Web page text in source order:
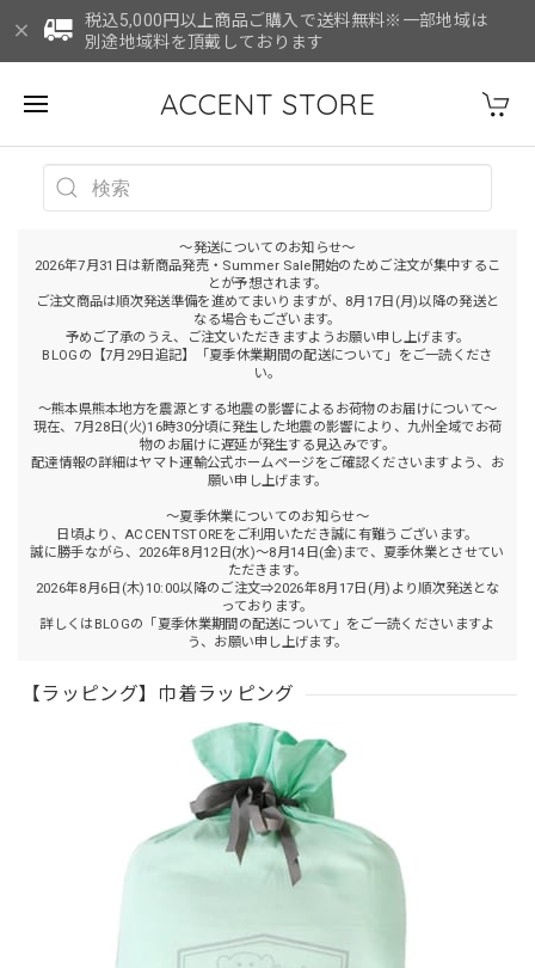
税込5,000円以上商品ご購入で送料無料※一部地域は
別途地域料を頂戴しております
ACCENT STORE
～発送についてのお知らせ～
2026年7月31日は新商品発売・Summer Sale開始のためご注文が集中するこ
とが予想されます。
ご注文商品は順次発送準備を進めてまいりますが、8月17日(月)以降の発送と
なる場合もございます。
予めご了承のうえ、ご注文いただきますようお願い申し上げます。
BLOGの【7月29日追記】「夏季休業期間の配送について」をご一読くださ
い。
～熊本県熊本地方を震源とする地震の影響によるお荷物のお届けについて～
現在、7月28日(火)16時30分頃に発生した地震の影響により、九州全域でお荷
物のお届けに遅延が発生する見込みです。
配達情報の詳細はヤマト運輸公式ホームページをご確認くださいますよう、お
願い申し上げます。
～夏季休業についてのお知らせ～
日頃より、ACCENTSTOREをご利用いただき誠に有難うございます。
誠に勝手ながら、2026年8月12日(水)～8月14日(金)まで、夏季休業とさせてい
ただきます。
2026年8月6日(木)10:00以降のご注文⇒2026年8月17日(月)より順次発送とな
っております。
詳しくはBLOGの「夏季休業期間の配送について」をご一読くださいますよ
う、お願い申し上げます。
【ラッピング】巾着ラッピング